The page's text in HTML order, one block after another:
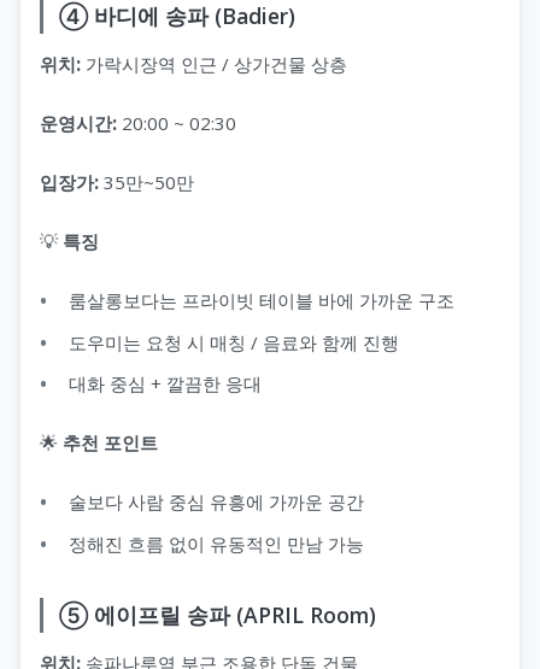
④ 바디에 송파 (Badier)
위치: 가락시장역 인근 / 상가건물 상층
운영시간: 20:00 ~ 02:30
입장가: 35만~50만
💡 특징
룸살롱보다는 프라이빗 테이블 바에 가까운 구조
도우미는 요청 시 매칭 / 음료와 함께 진행
대화 중심 + 깔끔한 응대
🌟 추천 포인트
술보다 사람 중심 유흥에 가까운 공간
정해진 흐름 없이 유동적인 만남 가능
⑤ 에이프릴 송파 (APRIL Room)
위치: 송파나루역 부근 조용한 단독 건물